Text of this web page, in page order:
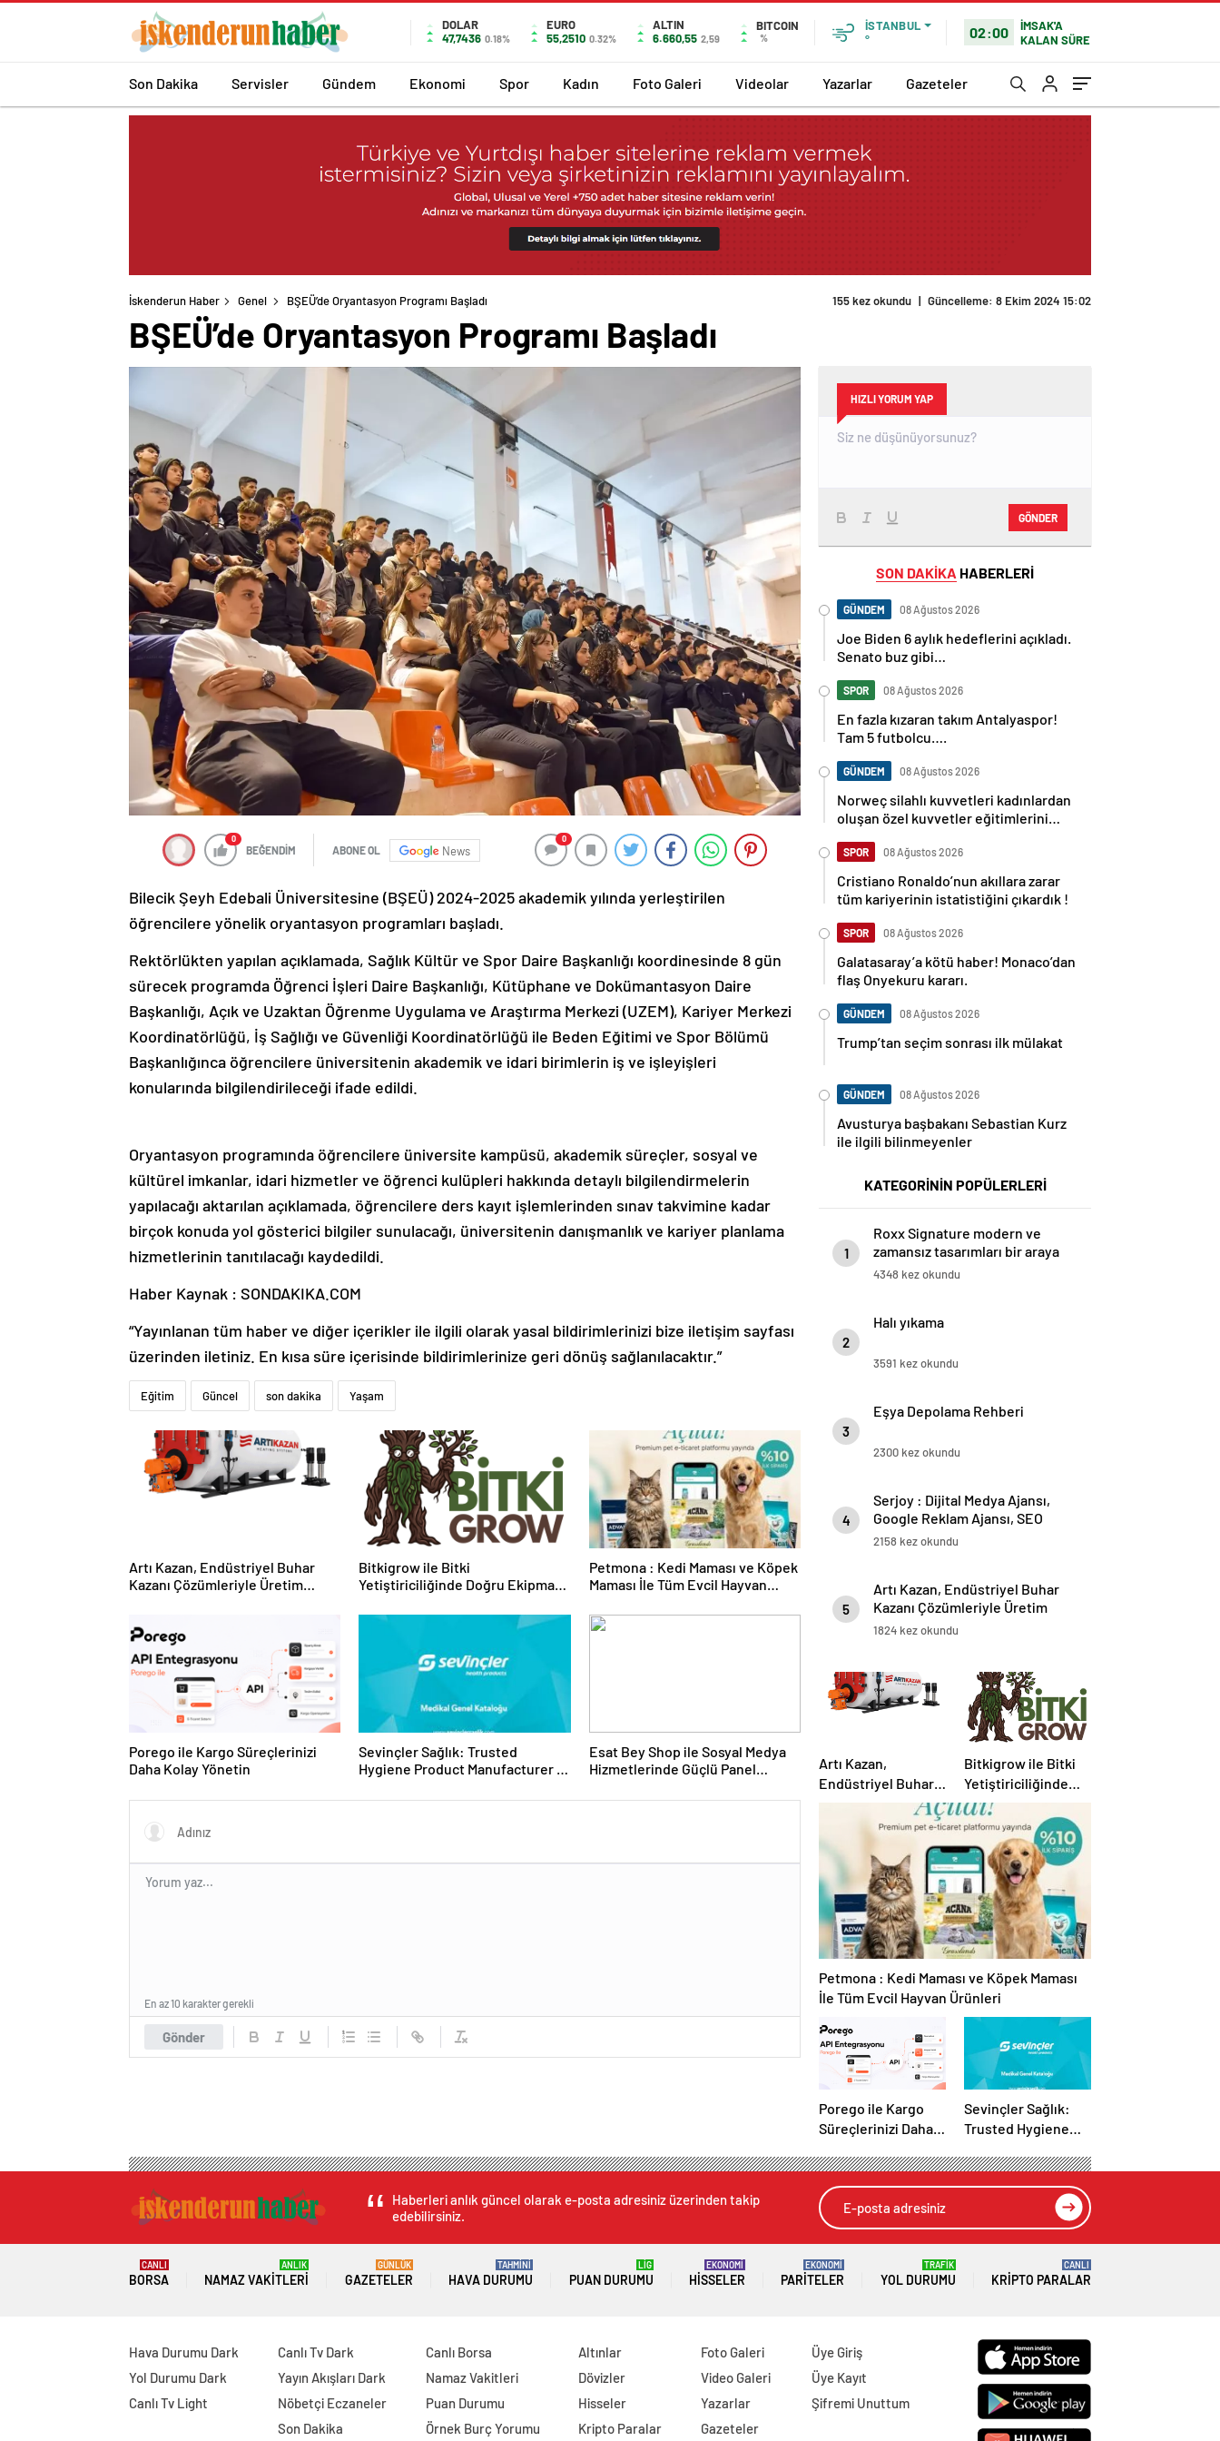
DOLAR
47,7436 0.18%
EURO
55,2510 0.32%
ALTIN
6.660,55 2,59
BITCOIN
%
İSTANBUL
°
02:00
İMSAK'A
KALAN SÜRE
Son Dakika Servisler Gündem Ekonomi Spor Kadın Foto Galeri Videolar Yazarlar Gazeteler
İskenderun Haber Genel BŞEÜ’de Oryantasyon Programı Başladı 155 kez okundu | Güncelleme: 8 Ekim 2024 15:02
BŞEÜ’de Oryantasyon Programı Başladı
0
BEĞENDİM ABONE OL News
0
Bilecik Şeyh Edebali Üniversitesine (BŞEÜ) 2024-2025 akademik yılında yerleştirilen
öğrencilere yönelik oryantasyon programları başladı.
Rektörlükten yapılan açıklamada, Sağlık Kültür ve Spor Daire Başkanlığı koordinesinde 8 gün
sürecek programda Öğrenci İşleri Daire Başkanlığı, Kütüphane ve Dokümantasyon Daire
Başkanlığı, Açık ve Uzaktan Öğrenme Uygulama ve Araştırma Merkezi (UZEM), Kariyer Merkezi
Koordinatörlüğü, İş Sağlığı ve Güvenliği Koordinatörlüğü ile Beden Eğitimi ve Spor Bölümü
Başkanlığınca öğrencilere üniversitenin akademik ve idari birimlerin iş ve işleyişleri
konularında bilgilendirileceği ifade edildi.
Oryantasyon programında öğrencilere üniversite kampüsü, akademik süreçler, sosyal ve
kültürel imkanlar, idari hizmetler ve öğrenci kulüpleri hakkında detaylı bilgilendirmelerin
yapılacağı aktarılan açıklamada, öğrencilere ders kayıt işlemlerinden sınav takvimine kadar
birçok konuda yol gösterici bilgiler sunulacağı, üniversitenin danışmanlık ve kariyer planlama
hizmetlerinin tanıtılacağı kaydedildi.
Haber Kaynak : SONDAKIKA.COM
“Yayınlanan tüm haber ve diğer içerikler ile ilgili olarak yasal bildirimlerinizi bize iletişim sayfası
üzerinden iletiniz. En kısa süre içerisinde bildirimlerinize geri dönüş sağlanılacaktır.”
Eğitim Güncel son dakika Yaşam
Artı Kazan, Endüstriyel Buhar
Kazanı Çözümleriyle Üretim
Bitkigrow ile Bitki
Yetiştiriciliğinde Doğru Ekipman
Petmona : Kedi Maması ve Köpek
Maması İle Tüm Evcil Hayvan
Porego ile Kargo Süreçlerinizi
Daha Kolay Yönetin
Sevinçler Sağlık: Trusted
Hygiene Product Manufacturer in
Esat Bey Shop ile Sosyal Medya
Hizmetlerinde Güçlü Panel
Gönder
En az 10 karakter gerekli
HIZLI YORUM YAP
GÖNDER
SON DAKİKA HABERLERİ
GÜNDEM 08 Ağustos 2026
Joe Biden 6 aylık hedeflerini açıkladı.
Senato buz gibi…
SPOR 08 Ağustos 2026
En fazla kızaran takım Antalyaspor!
Tam 5 futbolcu….
GÜNDEM 08 Ağustos 2026
Norweç silahlı kuvvetleri kadınlardan
oluşan özel kuvvetler eğitimlerini
SPOR 08 Ağustos 2026
Cristiano Ronaldo’nun akıllara zarar
tüm kariyerinin istatistiğini çıkardık !
SPOR 08 Ağustos 2026
Galatasaray’a kötü haber! Monaco’dan
flaş Onyekuru kararı.
GÜNDEM 08 Ağustos 2026
Trump’tan seçim sonrası ilk mülakat
GÜNDEM 08 Ağustos 2026
Avusturya başbakanı Sebastian Kurz
ile ilgili bilinmeyenler
KATEGORİNİN POPÜLERLERİ
1
Roxx Signature modern ve
zamansız tasarımları bir araya
getiriyor
4348 kez okundu
2
Halı yıkama
3591 kez okundu
3
Eşya Depolama Rehberi
2300 kez okundu
4
Serjoy : Dijital Medya Ajansı,
Google Reklam Ajansı, SEO
Ajansı ve Web Tasarım Ajansı
2158 kez okundu
5
Artı Kazan, Endüstriyel Buhar
Kazanı Çözümleriyle Üretim
Tesislerine Verimli Sistemler
1824 kez okundu
Artı Kazan,
Endüstriyel Buhar
Kazanı
Çözümleriyle
Üretim Tesislerine
Verimli Sistemler
Sunuyor
Bitkigrow ile Bitki
Yetiştiriciliğinde
Doğru Ekipman ve
Ürün Seçimi
Petmona : Kedi Maması ve Köpek Maması
İle Tüm Evcil Hayvan Ürünleri
Porego ile Kargo
Süreçlerinizi Daha
Sevinçler Sağlık:
Trusted Hygiene
Manufacturer in
Turkey
Haberleri anlık güncel olarak e-posta adresiniz üzerinden takip
edebilirsiniz.
BORSA
CANLI
NAMAZ VAKITLERI
ANLIK
GAZETELER
GÜNLÜK
HAVA DURUMU
TAHMİNİ
PUAN DURUMU
LİG
HISSELER
EKONOMİ
PARITELER
EKONOMİ
YOL DURUMU
TRAFİK
KRIPTO PARALAR
CANLI
Hava Durumu Dark
Yol Durumu Dark
Canlı Tv Light
Canlı Tv Dark
Yayın Akışları Dark
Nöbetçi Eczaneler
Son Dakika
Canlı Borsa
Namaz Vakitleri
Puan Durumu
Örnek Burç Yorumu
Altınlar
Dövizler
Hisseler
Kripto Paralar
Foto Galeri
Video Galeri
Yazarlar
Gazeteler
Üye Giriş
Üye Kayıt
Şifremi Unuttum